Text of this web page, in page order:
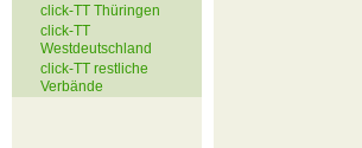
click-TT Thüringen
click-TT
Westdeutschland
click-TT restliche
Verbände